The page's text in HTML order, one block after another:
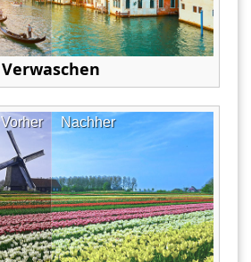
Verwaschen
Nachher
Vorher